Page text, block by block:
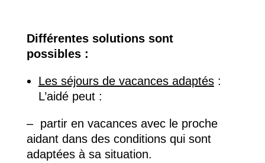
Différentes solutions sont
possibles :
Les séjours de vacances adaptés:
L’aidé peut :
– partir en vacances avec le proche
aidant dans des conditions qui sont
adaptées à sa situation.